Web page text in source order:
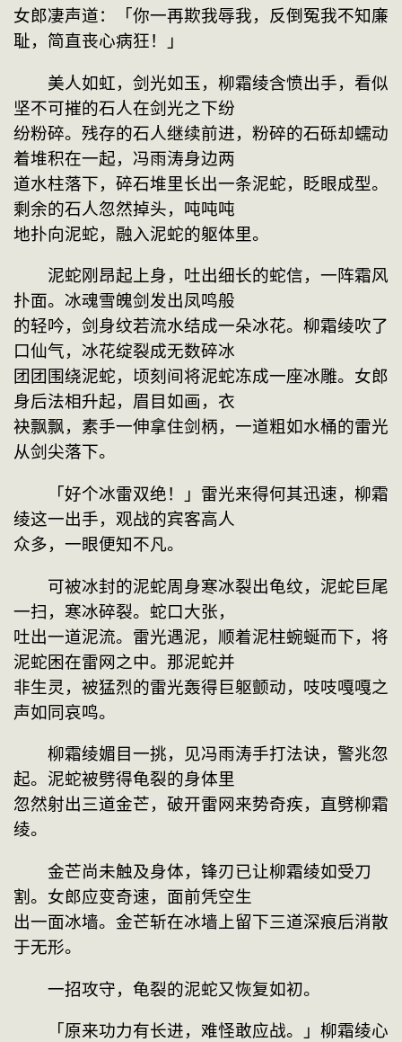
女郎凄声道：「你一再欺我辱我，反倒冤我不知廉
耻，简直丧心病狂！」
美人如虹，剑光如玉，柳霜绫含愤出手，看似
坚不可摧的石人在剑光之下纷
纷粉碎。残存的石人继续前进，粉碎的石砾却蠕动
着堆积在一起，冯雨涛身边两
道水柱落下，碎石堆里长出一条泥蛇，眨眼成型。
剩余的石人忽然掉头，吨吨吨
地扑向泥蛇，融入泥蛇的躯体里。
泥蛇刚昂起上身，吐出细长的蛇信，一阵霜风
扑面。冰魂雪魄剑发出凤鸣般
的轻吟，剑身纹若流水结成一朵冰花。柳霜绫吹了
口仙气，冰花绽裂成无数碎冰
团团围绕泥蛇，顷刻间将泥蛇冻成一座冰雕。女郎
身后法相升起，眉目如画，衣
袂飘飘，素手一伸拿住剑柄，一道粗如水桶的雷光
从剑尖落下。
「好个冰雷双绝！」雷光来得何其迅速，柳霜
绫这一出手，观战的宾客高人
众多，一眼便知不凡。
可被冰封的泥蛇周身寒冰裂出龟纹，泥蛇巨尾
一扫，寒冰碎裂。蛇口大张，
吐出一道泥流。雷光遇泥，顺着泥柱蜿蜒而下，将
泥蛇困在雷网之中。那泥蛇并
非生灵，被猛烈的雷光轰得巨躯颤动，吱吱嘎嘎之
声如同哀鸣。
柳霜绫媚目一挑，见冯雨涛手打法诀，警兆忽
起。泥蛇被劈得龟裂的身体里
忽然射出三道金芒，破开雷网来势奇疾，直劈柳霜
绫。
金芒尚未触及身体，锋刃已让柳霜绫如受刀
割。女郎应变奇速，面前凭空生
出一面冰墙。金芒斩在冰墙上留下三道深痕后消散
于无形。
一招攻守，龟裂的泥蛇又恢复如初。
「原来功力有长进，难怪敢应战。」柳霜绫心